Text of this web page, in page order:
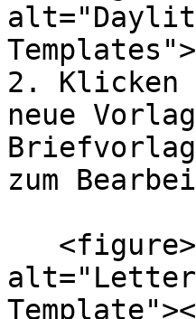
2. Klicken
neue
zum
alt="Letter